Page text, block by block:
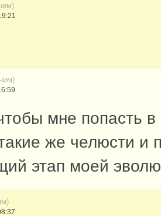
мне попасть
же челюсти и
этап моей